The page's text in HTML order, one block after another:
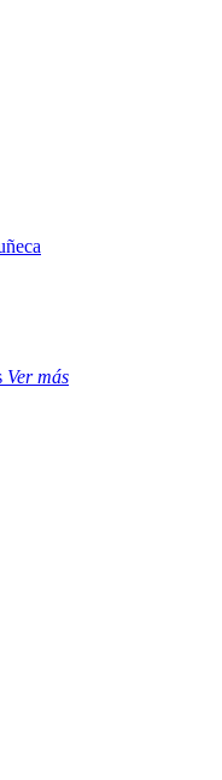
Ver más